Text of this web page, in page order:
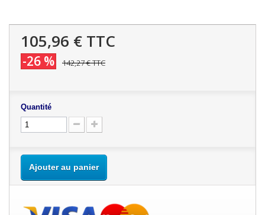
105,96 € TTC
-26 % 142,27 €TTC
Quantité
Ajouter au panier